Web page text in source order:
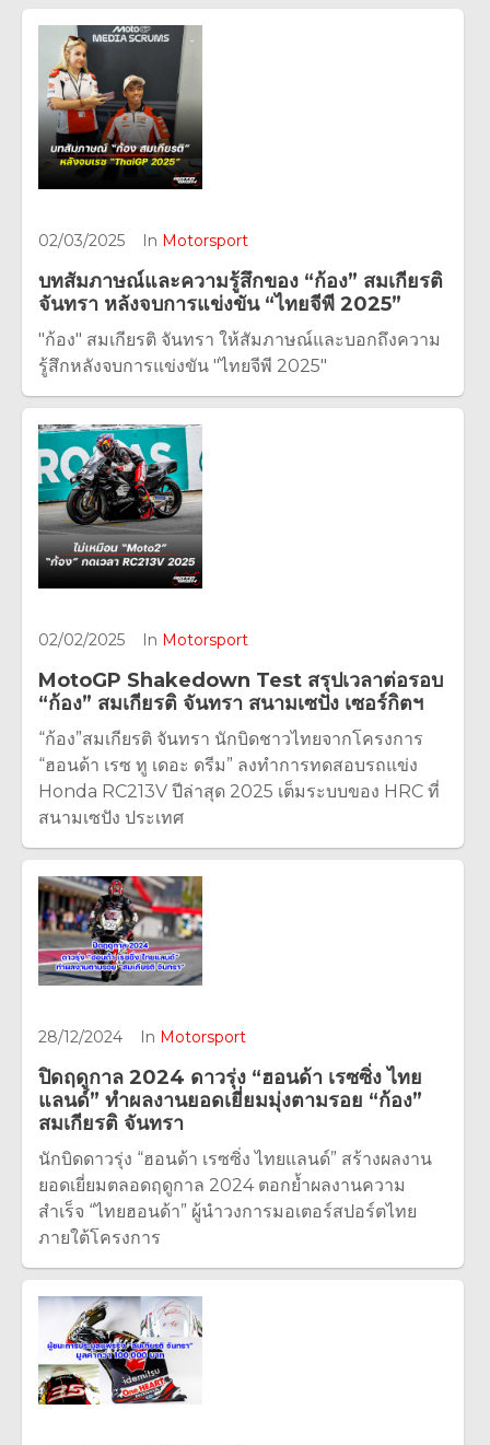
02/03/2025 In Motorsport
บทสัมภาษณ์และความรู้สึกของ “ก้อง” สมเกียรติ
จันทรา หลังจบการแข่งขัน “ไทยจีพี 2025”
"ก้อง" สมเกียรติ จันทรา ให้สัมภาษณ์และบอกถึงความ
รู้สึกหลังจบการแข่งขัน "ไทยจีพี 2025"
02/02/2025 In Motorsport
MotoGP Shakedown Test สรุปเวลาต่อรอบ
“ก้อง” สมเกียรติ จันทรา สนามเซปัง เซอร์กิตฯ
“ก้อง”สมเกียรติ จันทรา นักบิดชาวไทยจากโครงการ
“ฮอนด้า เรซ ทู เดอะ ดรีม” ลงทำการทดสอบรถแข่ง
Honda RC213V ปีล่าสุด 2025 เต็มระบบของ HRC ที่
สนามเซปัง ประเทศ
28/12/2024 In Motorsport
ปิดฤดูกาล 2024 ดาวรุ่ง “ฮอนด้า เรซซิ่ง ไทย
แลนด์” ทำผลงานยอดเยี่ยมมุ่งตามรอย “ก้อง”
สมเกียรติ จันทรา
นักบิดดาวรุ่ง “ฮอนด้า เรซซิ่ง ไทยแลนด์” สร้างผลงาน
ยอดเยี่ยมตลอดฤดูกาล 2024 ตอกย้ำผลงานความ
สำเร็จ “ไทยฮอนด้า” ผู้นำวงการมอเตอร์สปอร์ตไทย
ภายใต้โครงการ